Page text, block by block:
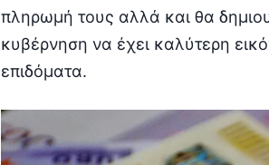
πληρωμή τους αλλά και θα
κυβέρνηση να έχει καλύτερη
επιδόματα.